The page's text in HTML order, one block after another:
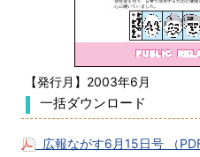
【発行月】2003年6月
一括ダウンロード
広報ながす6月15日号 （